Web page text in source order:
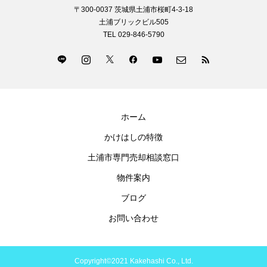
〒300-0037 茨城県土浦市桜町4-3-18
土浦ブリックビル505
TEL 029-846-5790
ホーム
かけはしの特徴
土浦市専門売却相談窓口
物件案内
ブログ
お問い合わせ
Copyright©2021 Kakehashi Co., Ltd.